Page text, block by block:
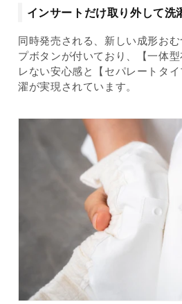
インサートだけ取り外して洗
同時発売される、新しい成形お
プボタンが付いており、【一体
レない安心感と【セパレートタ
濯が実現されています。